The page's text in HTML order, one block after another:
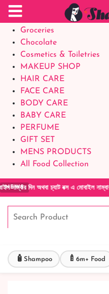
Food Supplements
Baby Foods
Groceries
Chocolate
Cosmetics & Toiletries
MAKEUP SHOP
HAIR CARE
FACE CARE
BODY CARE
BABY CARE
PERFUME
GIFT SET
MENS PRODUCTS
All Food Collection
NEWSচ্যাট বক্স এ মোবাইল নাম্বার দিয়ে
🧴 Shampoo 🍼 6m+ Food